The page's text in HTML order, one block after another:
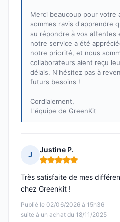
Merci beaucoup pour votre
sommes ravis d'apprendre
su répondre à vos attentes
notre service a été
notre priorité, et nous
collaborateurs aient reçu
délais. N'hésitez pas à
futurs besoins !
Cordialement,
L'équipe de GreenKit
J
Justine P.
Note : 5 sur 5
Publié le 02/06/2026 à 15h36
suite à un achat du 18/11/2025
Très satisfaite de mes
chez Greenkit !